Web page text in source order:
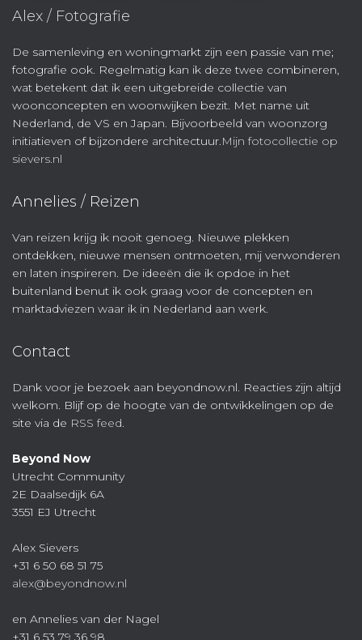
Alex / Fotografie
De samenleving en woningmarkt zijn een passie van me;
fotografie ook. Regelmatig kan ik deze twee combineren,
wat betekent dat ik een uitgebreide collectie van
woonconcepten en woonwijken bezit. Met name uit
Nederland, de VS en Japan. Bijvoorbeeld van woonzorg
initiatieven of bijzondere architectuur.Mijn fotocollectie op
sievers.nl
Annelies / Reizen
Van reizen krijg ik nooit genoeg. Nieuwe plekken
ontdekken, nieuwe mensen ontmoeten, mij verwonderen
en laten inspireren. De ideeën die ik opdoe in het
buitenland benut ik ook graag voor de concepten en
marktadviezen waar ik in Nederland aan werk.
Contact
Dank voor je bezoek aan beyondnow.nl. Reacties zijn altijd
welkom. Blijf op de hoogte van de ontwikkelingen op de
site via de RSS feed.
Beyond Now
Utrecht Community
2E Daalsedijk 6A
3551 EJ Utrecht
Alex Sievers
+31 6 50 68 51 75
alex@beyondnow.nl
en Annelies van der Nagel
+31 6 53 79 36 98